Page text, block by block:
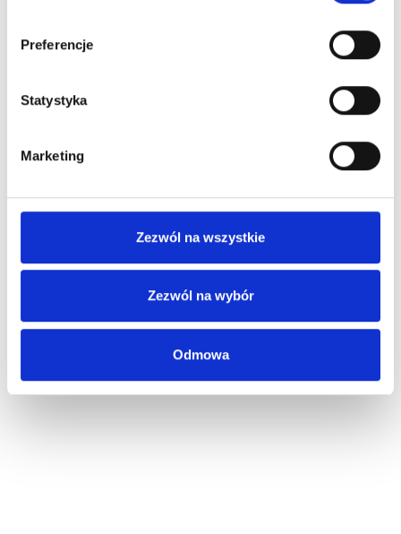
Preferencje
Statystyka
Marketing
Zezwól na wszystkie
Zezwól na wybór
Odmowa